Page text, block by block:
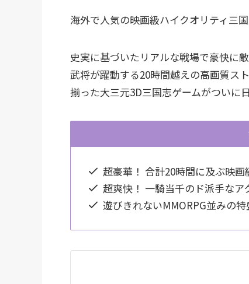
海外で人気の映画級ハイクオリティ三国
史実に基づいたリアルな戦場で豪快に
武将が躍動する20時間越えの高画質ス
揃った大三元3D三国志ゲームがついに
超豪華！ 合計20時間に及ぶ映
超爽快！ 一騎当千のド派手なア
遊びきれないMMORPG並みの特